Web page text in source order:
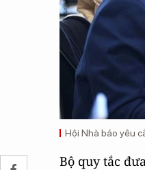
Hội Nhà báo yêu
Bộ quy tắc